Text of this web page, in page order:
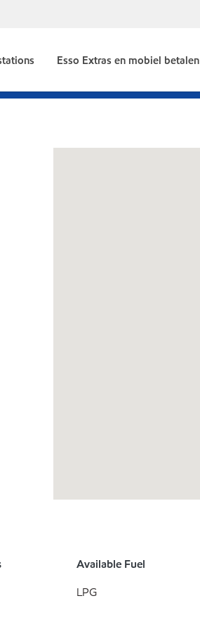
Esso Extras en mobiel betalen
Available Fuel
LPG